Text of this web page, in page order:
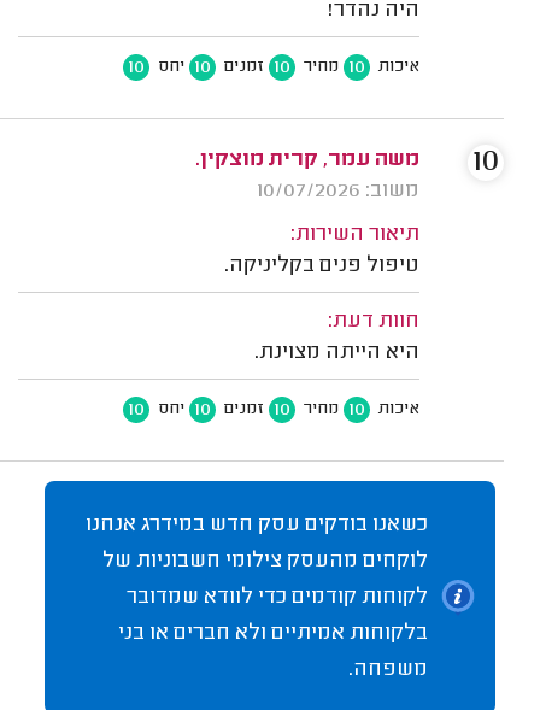
היה נהדר!
איכות 10 מחיר 10 זמנים 10 יחס 10
משה עמר, קרית מוצקין.
משוב: 10/07/2026
תיאור השירות:
טיפול פנים בקליניקה.
חוות דעת:
היא הייתה מצוינת.
איכות 10 מחיר 10 זמנים 10 יחס 10
10
כשאנו בודקים עסק חדש במידרג אנחנו
לוקחים מהעסק צילומי חשבוניות של
לקוחות קודמים כדי לוודא שמדובר
בלקוחות אמיתיים ולא חברים או בני
משפחה.